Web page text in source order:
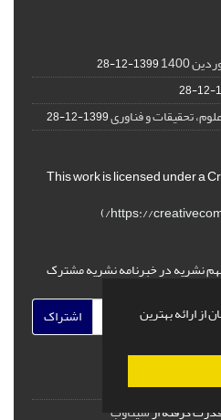
از ارائه بهترین
1400
1399-12-28
تحقیقات و فناوری1399-12-28
This work is licensed under a
https://
)
نشریه در خبرنامه نشریه مشترک
اشتراک
گرفته ازسیناوب